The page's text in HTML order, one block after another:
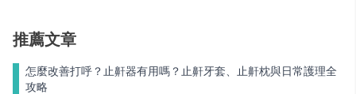
推薦文章
怎麼改善打呼？止鼾器有用嗎？止鼾牙套、止鼾枕與日常護理全
攻略